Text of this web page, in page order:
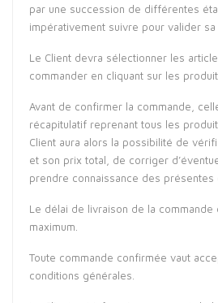
par une succession de différentes
impérativement suivre pour valider sa
Le Client devra sélectionner les
commander en cliquant sur les
Avant de confirmer la commande,
récapitulatif reprenant tous les
Client aura alors la possibilité de
et son prix total, de corriger
prendre connaissance des présentes
Le délai de livraison de la commande
maximum.
Toute commande confirmée vaut
conditions générales.